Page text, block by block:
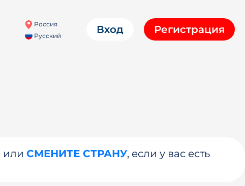
Россия
Русский
Вход Регистрация
или СМЕНИТЕ СТРАНУ, если у вас есть